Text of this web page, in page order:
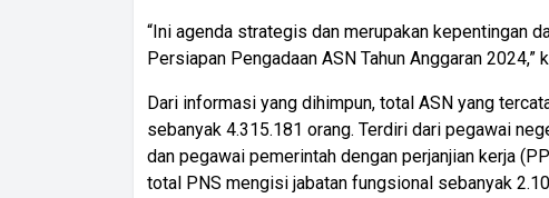
“Ini agenda strategis dan merupakan kepentingan
Persiapan Pengadaan ASN Tahun Anggaran 2024,”
Dari informasi yang dihimpun, total ASN yang
sebanyak 4.315.181 orang. Terdiri dari pegawai
dan pegawai pemerintah dengan perjanjian kerja
total PNS mengisi jabatan fungsional sebanyak